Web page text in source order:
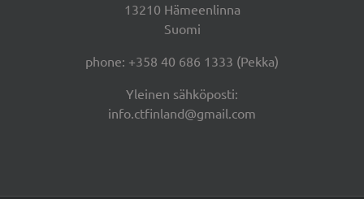
13210 Hämeenlinna
Suomi
phone: +358 40 686 1333 (Pekka)
Yleinen sähköposti:
info.ctfinland@gmail.com